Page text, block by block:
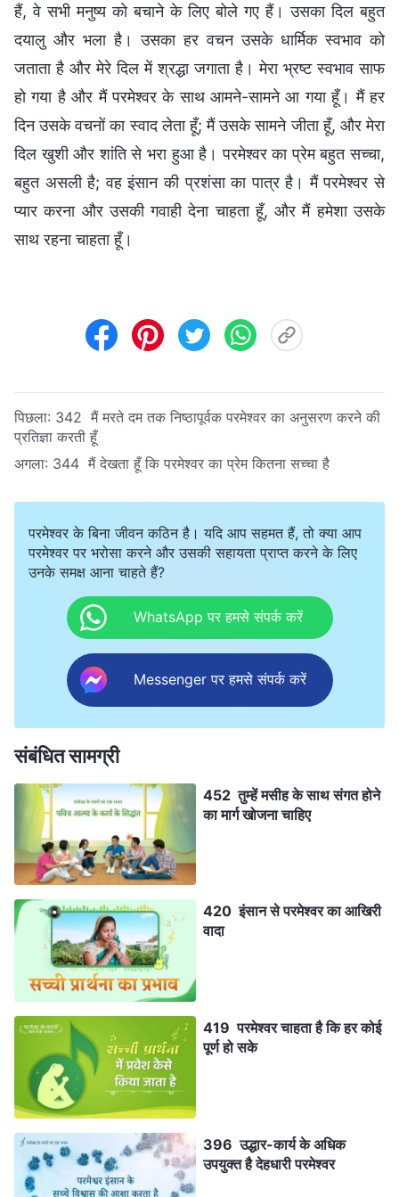
हैं, वे सभी मनुष्य को बचाने के लिए बोले गए हैं। उसका दिल बहुत
दयालु और भला है। उसका हर वचन उसके धार्मिक स्वभाव को
जताता है और मेरे दिल में श्रद्धा जगाता है। मेरा भ्रष्ट स्वभाव साफ
हो गया है और मैं परमेश्वर के साथ आमने-सामने आ गया हूँ। मैं हर
दिन उसके वचनों का स्वाद लेता हूँ; मैं उसके सामने जीता हूँ, और मेरा
दिल खुशी और शांति से भरा हुआ है। परमेश्वर का प्रेम बहुत सच्चा,
बहुत असली है; वह इंसान की प्रशंसा का पात्र है। मैं परमेश्वर से
प्यार करना और उसकी गवाही देना चाहता हूँ, और मैं हमेशा उसके
साथ रहना चाहता हूँ।
पिछला: 342 मैं मरते दम तक निष्ठापूर्वक परमेश्वर का अनुसरण करने की
प्रतिज्ञा करती हूँ
अगला: 344 मैं देखता हूँ कि परमेश्वर का प्रेम कितना सच्चा है
परमेश्वर के बिना जीवन कठिन है। यदि आप सहमत हैं, तो क्या आप
परमेश्वर पर भरोसा करने और उसकी सहायता प्राप्त करने के लिए
उनके समक्ष आना चाहते हैं?
WhatsApp पर हमसे संपर्क करें
Messenger पर हमसे संपर्क करें
संबंधित सामग्री
452 तुम्हें मसीह के साथ संगत होने
का मार्ग खोजना चाहिए
420 इंसान से परमेश्वर का आखिरी
वादा
419 परमेश्वर चाहता है कि हर कोई
पूर्ण हो सके
396 उद्धार-कार्य के अधिक
उपयुक्त है देहधारी परमेश्वर